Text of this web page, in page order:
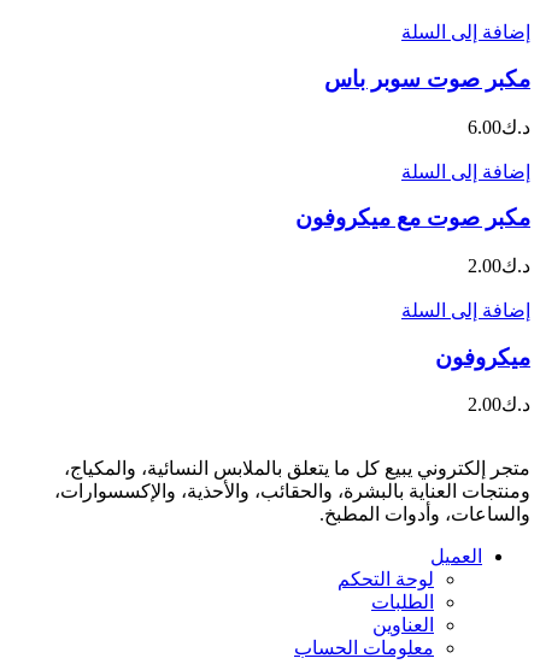
إضافة إلى السلة
مكبر صوت سوبر باس
د.ك6.00
إضافة إلى السلة
مكبر صوت مع ميكروفون
د.ك2.00
إضافة إلى السلة
ميكروفون
د.ك2.00
متجر إلكتروني يبيع كل ما يتعلق بالملابس النسائية، والمكياج،
ومنتجات العناية بالبشرة، والحقائب، والأحذية، والإكسسوارات،
والساعات، وأدوات المطبخ.
العميل
لوحة التحكم
الطلبات
العناوين
معلومات الحساب